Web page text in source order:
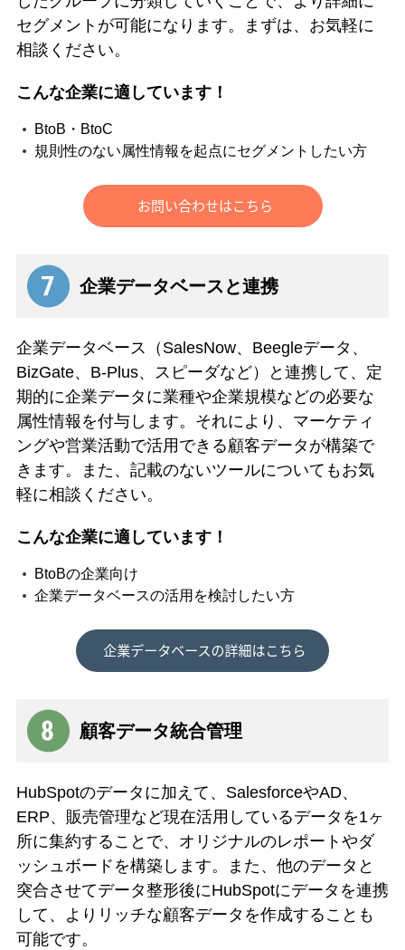
セグメントが可能になります。まずは、お気軽に
相談ください。
こんな企業に適しています！
BtoB・BtoC
規則性のない属性情報を起点にセグメントしたい方
企業データベースと連携
企業データベース（SalesNow、Beegleデータ、
BizGate、B-Plus、スピーダなど）と連携して、定
期的に企業データに業種や企業規模などの必要な
属性情報を付与します。それにより、マーケティ
ングや営業活動で活用できる顧客データが構築で
きます。また、記載のないツールについてもお気
軽に相談ください。
こんな企業に適しています！
BtoBの企業向け
企業データベースの活用を検討したい方
顧客データ統合管理
HubSpotのデータに加えて、SalesforceやAD、
ERP、販売管理など現在活用しているデータを1ヶ
所に集約することで、オリジナルのレポートやダ
ッシュボードを構築します。また、他のデータと
突合させてデータ整形後にHubSpotにデータを連携
して、よりリッチな顧客データを作成することも
可能です。